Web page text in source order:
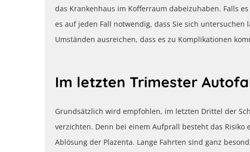
das Krankenhaus im Kofferraum dabeizuhaben. Falls
es auf jeden Fall notwendig, dass Sie sich
Umständen ausreichen, dass es zu Komplikationen
Im letzten Trimester
Grundsätzlich wird empfohlen, im letzten Drittel der
verzichten. Denn bei einem Aufprall besteht das
Ablösung der Plazenta. Lange Fahrten sind ganz